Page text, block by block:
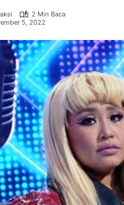
2 Min Baca
5, 2022